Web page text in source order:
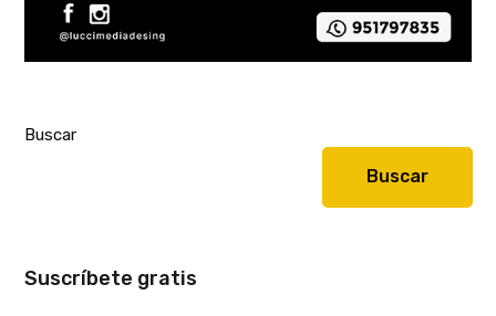
Buscar
Buscar
Suscríbete gratis